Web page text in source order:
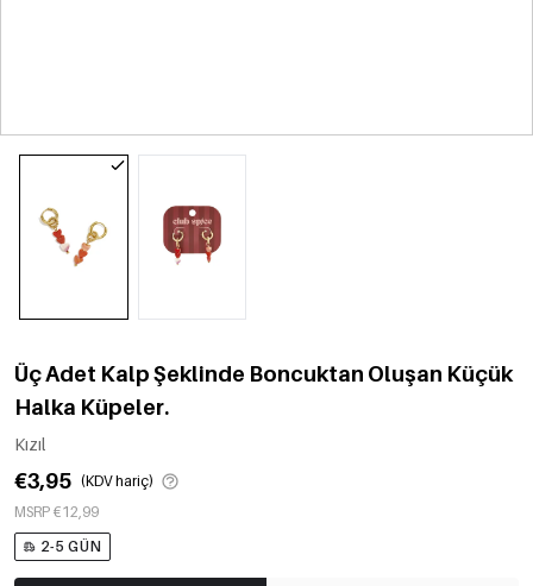
Üç Adet Kalp Şeklinde Boncuktan Oluşan Küçük
Halka Küpeler.
Kızıl
€3,95 (KDV hariç)
MSRP €12,99
2-5 GÜN